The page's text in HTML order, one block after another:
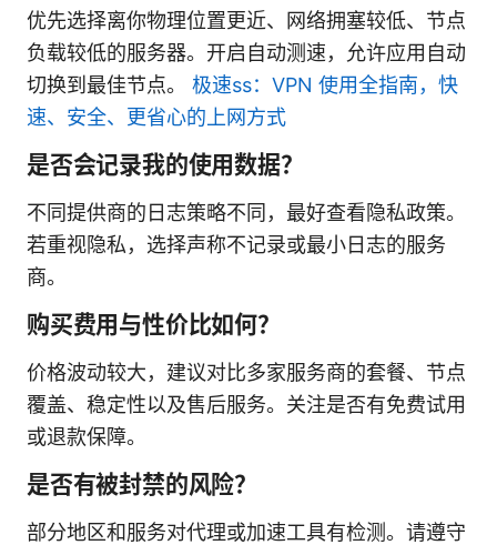
优先选择离你物理位置更近、网络拥塞较低、节点
负载较低的服务器。开启自动测速，允许应用自动
切换到最佳节点。 极速ss：VPN 使用全指南，快
速、安全、更省心的上网方式
是否会记录我的使用数据？
不同提供商的日志策略不同，最好查看隐私政策。
若重视隐私，选择声称不记录或最小日志的服务
商。
购买费用与性价比如何？
价格波动较大，建议对比多家服务商的套餐、节点
覆盖、稳定性以及售后服务。关注是否有免费试用
或退款保障。
是否有被封禁的风险？
部分地区和服务对代理或加速工具有检测。请遵守